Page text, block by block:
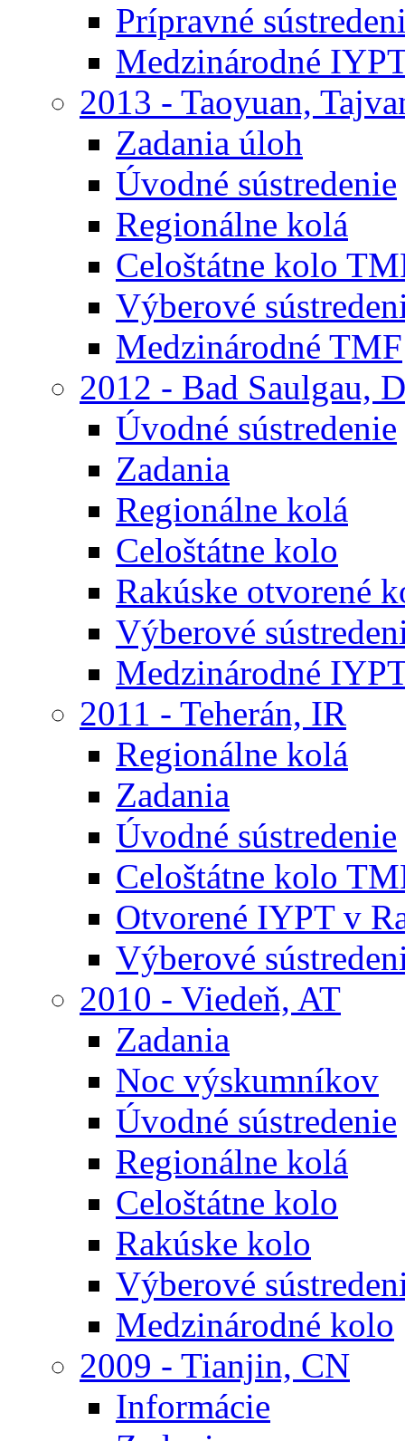
Prípravné
Medzinárodné
2013 - Taoyuan,
Zadania úloh
Úvodné sústredenie
Regionálne kolá
Celoštátne kolo
Výberové
Medzinárodné TMF
2012 - Bad Saulgau,
Úvodné sústredenie
Zadania
Regionálne kolá
Celoštátne kolo
Rakúske otvorené
Výberové
Medzinárodné
2011 - Teherán, IR
Regionálne kolá
Zadania
Úvodné sústredenie
Celoštátne kolo
Otvorené IYPT v
Výberové
2010 - Viedeň, AT
Zadania
Noc výskumníkov
Úvodné sústredenie
Regionálne kolá
Celoštátne kolo
Rakúske kolo
Výberové
Medzinárodné kolo
2009 - Tianjin, CN
Informácie